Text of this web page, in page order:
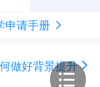
申请手册
做好背景提升